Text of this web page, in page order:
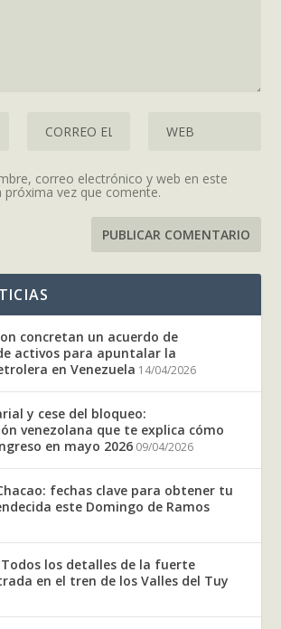
correo electrónico y web en este
próxima vez que comente.
concretan un acuerdo de
activos para apuntalar la
en Venezuela 14/04/2026
y cese del bloqueo:
venezolana que te explica cómo
en mayo 2026 09/04/2026
fechas clave para obtener tu
este Domingo de Ramos
Todos los detalles de la fuerte
en el tren de los Valles del Tuy